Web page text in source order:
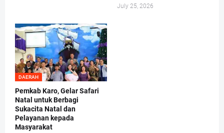
July 25, 2026
DAERAH
Pemkab Karo, Gelar Safari
Natal untuk Berbagi
Sukacita Natal dan
Pelayanan kepada
Masyarakat